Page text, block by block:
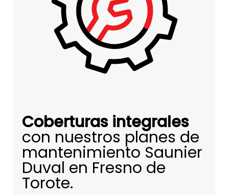
Coberturas integrales
con nuestros planes de
mantenimiento Saunier
Duval en Fresno de
Torote.